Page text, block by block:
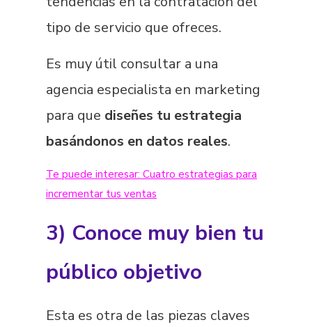
tipo de servicio que ofreces.
Es muy útil consultar a una
agencia especialista en marketing
para que diseñes tu estrategia
basándonos en datos reales.
Te puede interesar: Cuatro estrategias para
incrementar tus ventas
3) Conoce muy bien tu
público objetivo
Esta es otra de las piezas claves